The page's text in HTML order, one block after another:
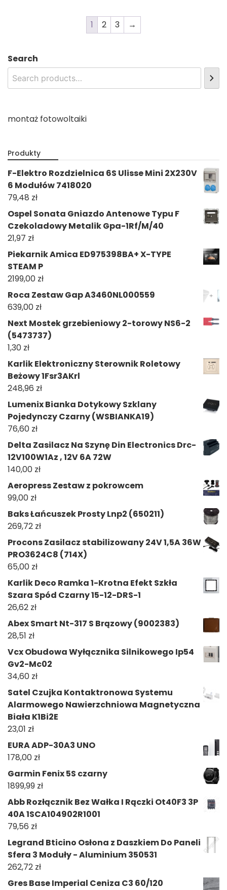
1 2 3 →
Search
montaż fotowoltaiki
Produkty
F-Elektro Rozdzielnica 6S Ulisse Mini 2X230V
6 Modułów 7418020
79,48 zł
Ospel Sonata Gniazdo Antenowe Typu F
Czekoladowy Metalik Gpa-1Rf/M/40
21,97 zł
Piekarnik Amica ED975398BA+ X-TYPE
STEAM P
2199,00 zł
Roca Zestaw Gap A3460NL000559
639,00 zł
Next Mostek grzebieniowy 2-torowy NS6-2
(5473737)
1,30 zł
Karlik Elektroniczny Sterownik Roletowy
Beżowy 1Fsr3AKrl
248,96 zł
Lumenix Bianka Dotykowy Szklany
Pojedynczy Czarny (WSBIANKA19)
76,60 zł
Delta Zasilacz Na Szynę Din Electronics Drc-
12V100W1Az , 12V 6A 72W
140,00 zł
Aeropress Zestaw z pokrowcem
99,00 zł
Baks Łańcuszek Prosty Lnp2 (650211)
269,72 zł
Procons Zasilacz stabilizowany 24V 1,5A 36W
PRO3624C8 (714X)
65,00 zł
Karlik Deco Ramka 1-Krotna Efekt Szkła
Szara Spód Czarny 15-12-DRS-1
26,62 zł
Abex Smart Nt-317 S Brązowy (9002383)
28,51 zł
Vcx Obudowa Wyłącznika Silnikowego Ip54
Gv2-Mc02
34,60 zł
Satel Czujka Kontaktronowa Systemu
Alarmowego Nawierzchniowa Magnetyczna
Biała K1Bi2E
23,01 zł
EURA ADP-30A3 UNO
178,00 zł
Garmin Fenix 5S czarny
1899,99 zł
Abb Rozłącznik Bez Wałka I Rączki Ot40F3 3P
40A 1SCA104902R1001
79,56 zł
Legrand Bticino Osłona z Daszkiem Do Paneli
Sfera 3 Moduły - Aluminium 350531
262,72 zł
Gres Base Imperial Ceniza C3 60/120